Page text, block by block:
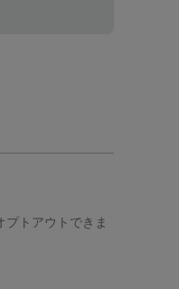
トアウトできま